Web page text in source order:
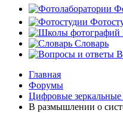
Словарь
Главная
Форумы
Цифровые
В размышлении о